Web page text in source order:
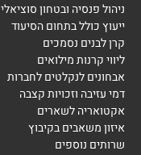
ניהול פנסיה ובטחון סוציאלי
ייעוץ כולל בתחום הסיעוד
קרן לבנים נסמכים
ליווי קרנות מילואים
אבחונים לנקלטים לחברות
דמי עזיבה וזכויות קצבה
אקטואריה לשארים
איזון משאבים בקיבוץ
שרותים נוספים